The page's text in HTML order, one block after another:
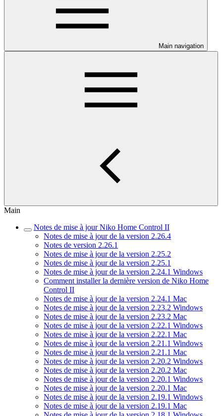
Main navigation
Main
Notes de mise à jour Niko Home Control II
Notes de mise à jour de la version 2.26.4
Notes de version 2.26.1
Notes de mise à jour de la version 2.25.2
Notes de mise à jour de la version 2.25.1
Notes de mise à jour de la version 2.24.1 Windows
Comment installer la dernière version de Niko Home
Control II
Notes de mise à jour de la version 2.24.1 Mac
Notes de mise à jour de la version 2.23.2 Windows
Notes de mise à jour de la version 2.23.2 Mac
Notes de mise à jour de la version 2.22.1 Windows
Notes de mise à jour de la version 2.22.1 Mac
Notes de mise à jour de la version 2.21.1 Windows
Notes de mise à jour de la version 2.21.1 Mac
Notes de mise à jour de la version 2.20.2 Windows
Notes de mise à jour de la version 2.20.2 Mac
Notes de mise à jour de la version 2.20.1 Windows
Notes de mise à jour de la version 2.20.1 Mac
Notes de mise à jour de la version 2.19.1 Windows
Notes de mise à jour de la version 2.19.1 Mac